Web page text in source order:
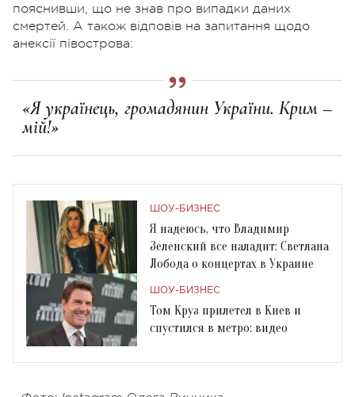
пояснивши, що не знав про випадки даних
смертей. А також відповів на запитання щодо
анексії півострова:
«Я українець, громадянин України. Крим –
мій!»
ШОУ-БИЗНЕС
Я надеюсь, что Владимир
Зеленский все наладит: Светлана
Лобода о концертах в Украине
ШОУ-БИЗНЕС
Том Круз прилетел в Киев и
cпустился в метро: видео